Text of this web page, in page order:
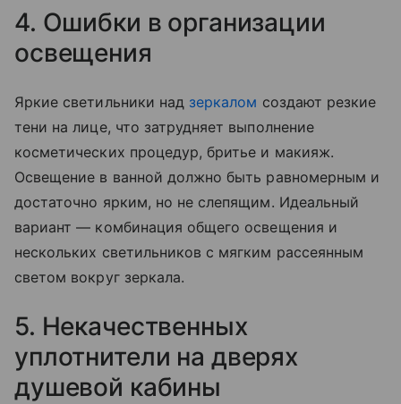
4. Ошибки в организации
освещения
Яркие светильники над зеркалом создают резкие
тени на лице, что затрудняет выполнение
косметических процедур, бритье и макияж.
Освещение в ванной должно быть равномерным и
достаточно ярким, но не слепящим. Идеальный
вариант — комбинация общего освещения и
нескольких светильников с мягким рассеянным
светом вокруг зеркала.
5. Некачественных
уплотнители на дверях
душевой кабины